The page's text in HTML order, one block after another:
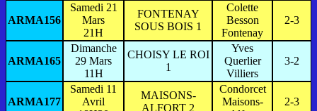
ARMA156
Samedi 21
Mars
21H
FONTENAY
SOUS BOIS 1
Colette
Besson
Fontenay
2-3
ARMA165
Dimanche
29 Mars
11H
CHOISY LE ROI
1
Yves
Querlier
Villiers
3-2
ARMA177
Samedi 11
Avril
MAISONS-
ALFORT 2
Condorcet
Maisons-
2-3